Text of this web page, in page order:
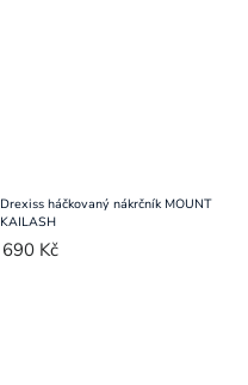
Drexiss háčkovaný nákrčník MOUNT
KAILASH
690 Kč